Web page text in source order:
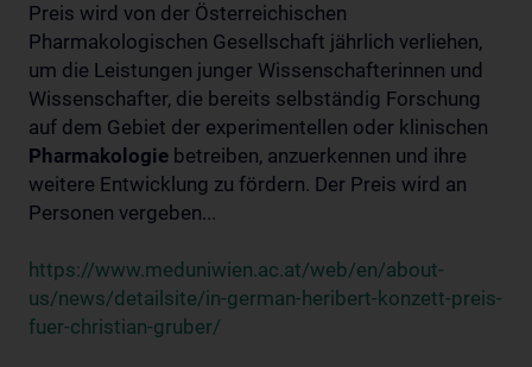
Preis wird von der Österreichischen
Pharmakologischen Gesellschaft jährlich verliehen,
um die Leistungen junger Wissenschafterinnen und
Wissenschafter, die bereits selbständig Forschung
auf dem Gebiet der experimentellen oder klinischen
Pharmakologie betreiben, anzuerkennen und ihre
weitere Entwicklung zu fördern. Der Preis wird an
Personen vergeben...
https://www.meduniwien.ac.at/web/en/about-
us/news/detailsite/in-german-heribert-konzett-preis-
fuer-christian-gruber/